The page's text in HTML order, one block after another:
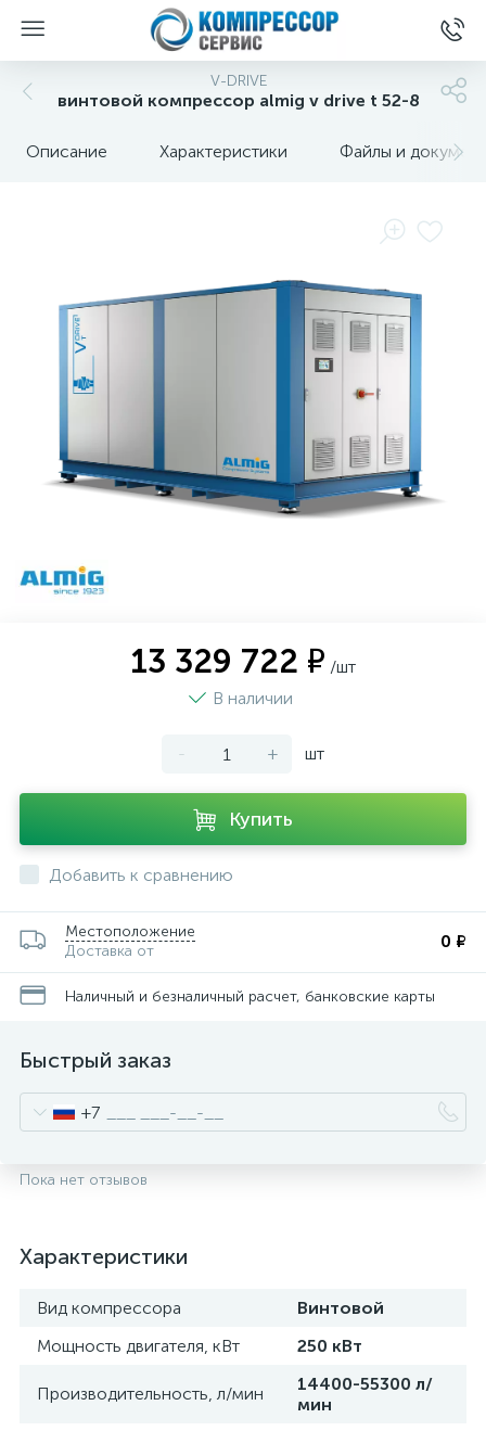
V-DRIVE
винтовой компрессор almig v drive t 52-8
Описание Характеристики Файлы и
13 329 722 ₽ /шт
В наличии
- + шт
Купить
Добавить к сравнению
Местоположение
Доставка от
0 ₽
Наличный и безналичный расчет, банковские карты
Быстрый заказ
+7
Пока нет отзывов
Характеристики
Вид компрессора
Винтовой
Мощность двигателя, кВт
250 кВт
Производительность, л/мин
14400-55300 л/
мин